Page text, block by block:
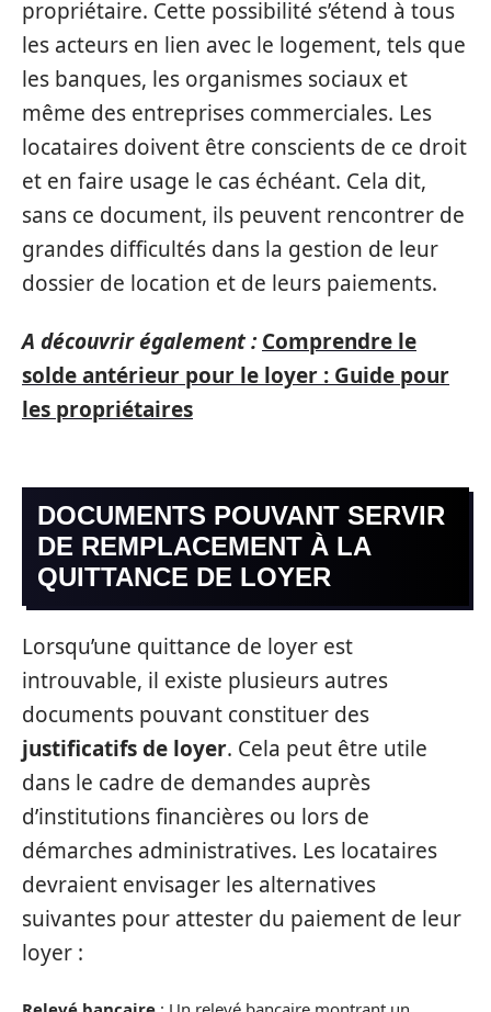
propriétaire. Cette possibilité s’étend à tous
les acteurs en lien avec le logement, tels que
les banques, les organismes sociaux et
même des entreprises commerciales. Les
locataires doivent être conscients de ce droit
et en faire usage le cas échéant. Cela dit,
sans ce document, ils peuvent rencontrer de
grandes difficultés dans la gestion de leur
dossier de location et de leurs paiements.
A découvrir également : Comprendre le
solde antérieur pour le loyer : Guide pour
les propriétaires
DOCUMENTS POUVANT SERVIR
DE REMPLACEMENT À LA
QUITTANCE DE LOYER
Lorsqu’une quittance de loyer est
introuvable, il existe plusieurs autres
documents pouvant constituer des
justificatifs de loyer. Cela peut être utile
dans le cadre de demandes auprès
d’institutions financières ou lors de
démarches administratives. Les locataires
devraient envisager les alternatives
suivantes pour attester du paiement de leur
loyer :